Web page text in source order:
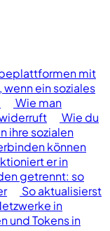
mit
wenn ein soziales
Wie man
Wie du
ihre sozialen
können
er in
getrennt: so
So aktualisierst
in
und Tokens in